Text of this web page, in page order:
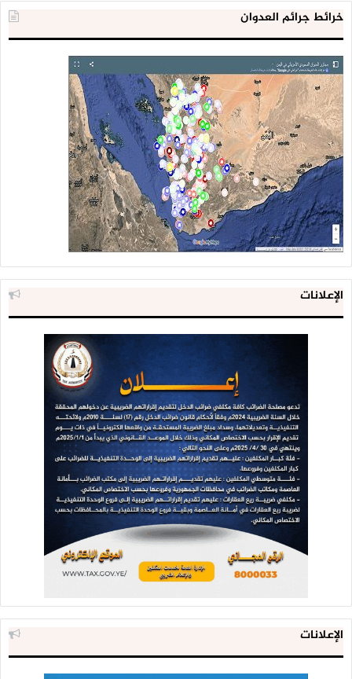
خرائط جرائم العدوان
الإعلانات
الإعلانات